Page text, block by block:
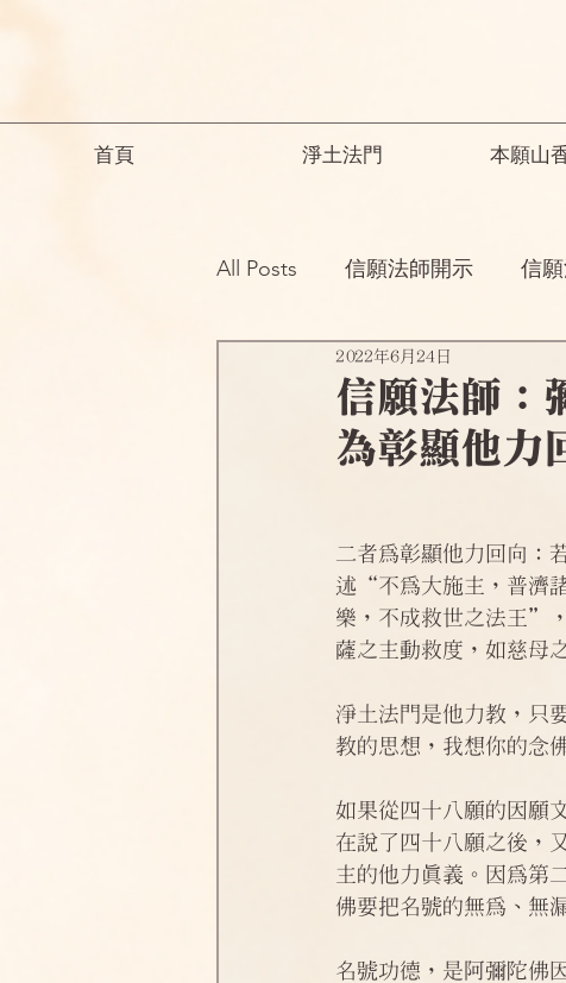
首頁 淨土法門 本願山
All Posts 信願法師開示 信
祖師開示 諸師勸勉助念開示
念佛之勝妙 一般故事
淨土偈頌法語 四十八願問
信願法師：
為彰顯他力
2022年6月24日
二者為彰顯他力回向：
述“不為大施主，普濟
樂，不成救世之法王”
薩之主動救度，如慈母
淨土法門是他力教，只
教的思想，我想你的念
如果從四十八願的因願
在說了四十八願之後，
主的他力真義。因為第
佛要把名號的無為、無
名號功德，是阿彌陀佛